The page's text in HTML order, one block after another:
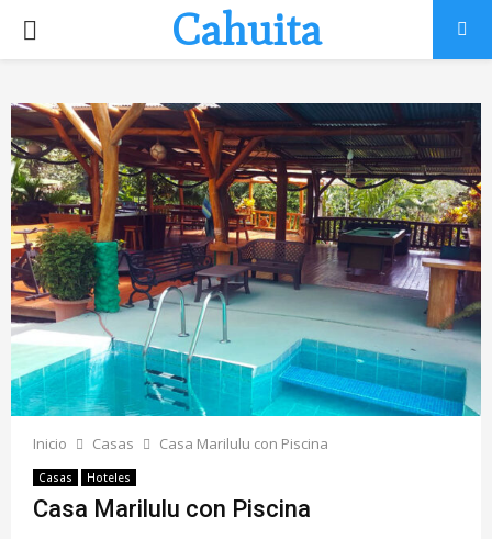
P
I
M
A
R
Y
M
E
Cahuita
Inicio Casas Casa Marilulu con Piscina
Casas Hoteles
Casa Marilulu con Piscina